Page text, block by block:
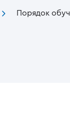
Порядок